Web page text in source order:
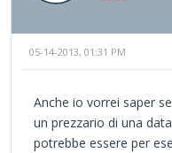
05-14-2013, 01:31 PM
Anche io vorrei saper
un prezzario di una
potrebbe essere per